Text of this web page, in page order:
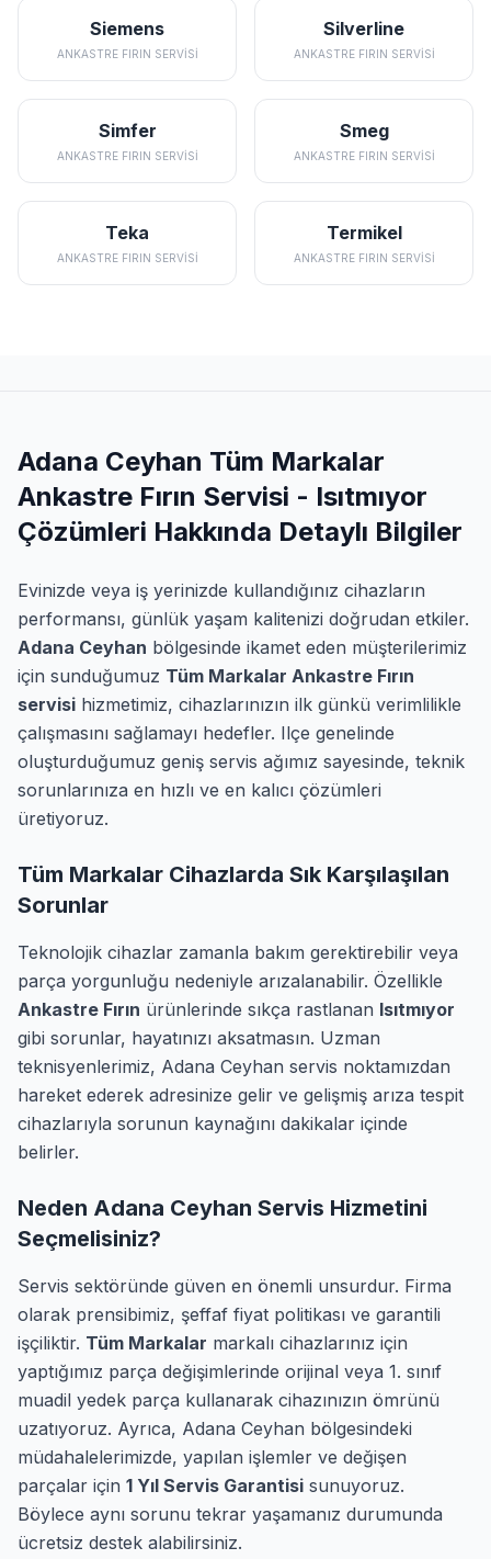
Siemens
ANKASTRE FIRIN SERVISI
Silverline
ANKASTRE FIRIN SERVISI
Simfer
ANKASTRE FIRIN SERVISI
Smeg
ANKASTRE FIRIN SERVISI
Teka
ANKASTRE FIRIN SERVISI
Termikel
ANKASTRE FIRIN SERVISI
Adana Ceyhan Tüm Markalar
Ankastre Fırın Servisi - Isıtmıyor
Çözümleri Hakkında Detaylı Bilgiler
Evinizde veya iş yerinizde kullandığınız cihazların
performansı, günlük yaşam kalitenizi doğrudan etkiler.
Adana Ceyhan bölgesinde ikamet eden müşterilerimiz
için sunduğumuz Tüm Markalar Ankastre Fırın
servisi hizmetimiz, cihazlarınızın ilk günkü verimlilikle
çalışmasını sağlamayı hedefler. Ilçe genelinde
oluşturduğumuz geniş servis ağımız sayesinde, teknik
sorunlarınıza en hızlı ve en kalıcı çözümleri
üretiyoruz.
Tüm Markalar Cihazlarda Sık Karşılaşılan
Sorunlar
Teknolojik cihazlar zamanla bakım gerektirebilir veya
parça yorgunluğu nedeniyle arızalanabilir. Özellikle
Ankastre Fırın ürünlerinde sıkça rastlanan Isıtmıyor
gibi sorunlar, hayatınızı aksatmasın. Uzman
teknisyenlerimiz, Adana Ceyhan servis noktamızdan
hareket ederek adresinize gelir ve gelişmiş arıza tespit
cihazlarıyla sorunun kaynağını dakikalar içinde
belirler.
Neden Adana Ceyhan Servis Hizmetini
Seçmelisiniz?
Servis sektöründe güven en önemli unsurdur. Firma
olarak prensibimiz, şeffaf fiyat politikası ve garantili
işçiliktir. Tüm Markalar markalı cihazlarınız için
yaptığımız parça değişimlerinde orijinal veya 1. sınıf
muadil yedek parça kullanarak cihazınızın ömrünü
uzatıyoruz. Ayrıca, Adana Ceyhan bölgesindeki
müdahalelerimizde, yapılan işlemler ve değişen
parçalar için 1 Yıl Servis Garantisi sunuyoruz.
Böylece aynı sorunu tekrar yaşamanız durumunda
ücretsiz destek alabilirsiniz.